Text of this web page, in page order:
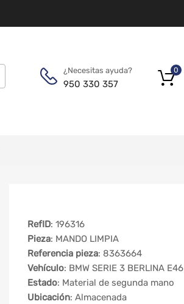
¿Necesitas ayuda?
950 330 357
0
RefID: 196316
Pieza: MANDO LIMPIA
Referencia pieza: 8363664
Vehículo: BMW SERIE 3 BERLINA E46
Estado: Material de segunda mano
Ubicación: Almacenada